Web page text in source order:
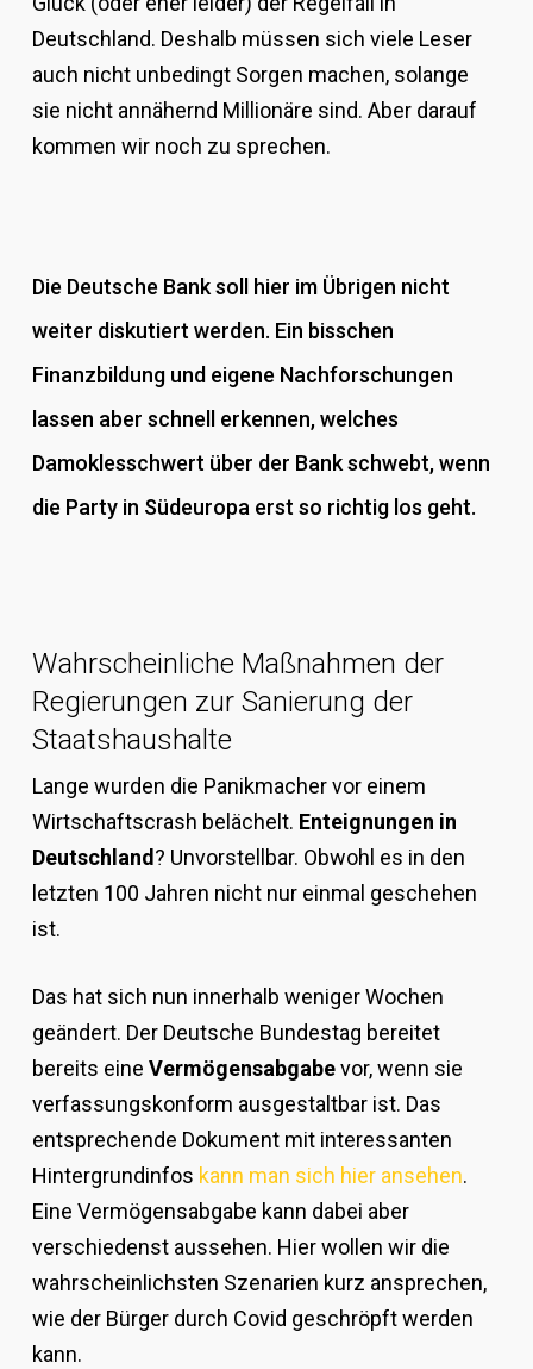
Deutschland. Deshalb müssen sich viele Leser
auch nicht unbedingt Sorgen machen, solange
sie nicht annähernd Millionäre sind. Aber darauf
kommen wir noch zu sprechen.
Die Deutsche Bank soll hier im Übrigen nicht
weiter diskutiert werden. Ein bisschen
Finanzbildung und eigene Nachforschungen
lassen aber schnell erkennen, welches
Damoklesschwert über der Bank schwebt, wenn
die Party in Südeuropa erst so richtig los geht.
Wahrscheinliche Maßnahmen der
Regierungen zur Sanierung der
Staatshaushalte
Lange wurden die Panikmacher vor einem
Wirtschaftscrash belächelt. Enteignungen in
Deutschland? Unvorstellbar. Obwohl es in den
letzten 100 Jahren nicht nur einmal geschehen
ist.
Das hat sich nun innerhalb weniger Wochen
geändert. Der Deutsche Bundestag bereitet
bereits eine Vermögensabgabevor, wenn sie
verfassungskonform ausgestaltbar ist. Das
entsprechende Dokument mit interessanten
Hintergrundinfos kann man sich hier ansehen.
Eine Vermögensabgabe kann dabei aber
verschiedenst aussehen. Hier wollen wir die
wahrscheinlichsten Szenarien kurz ansprechen,
wie der Bürger durch Covid geschröpft werden
kann.